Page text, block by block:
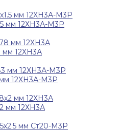
мм 12ХН3А-М3Р
мм 12ХН3А
12ХН3А-М3Р
мм 12ХН3А